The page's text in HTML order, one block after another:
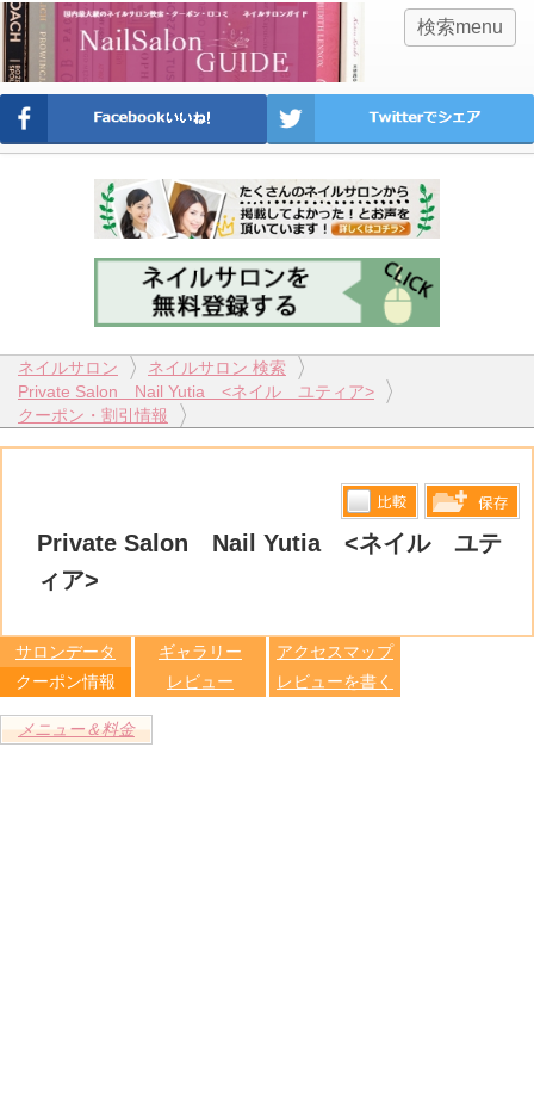
検索menu
ネイルサロン
ネイルサロン 検索
Private Salon Nail Yutia <ネイル ユティア>
クーポン・割引情報
Private Salon Nail Yutia <ネイル ユテ
ィア>
比較す 保存リス
サロンデータ ギャラリー
アクセスマップ
クーポン情報
レビュー レビューを書く
メニュー＆料金